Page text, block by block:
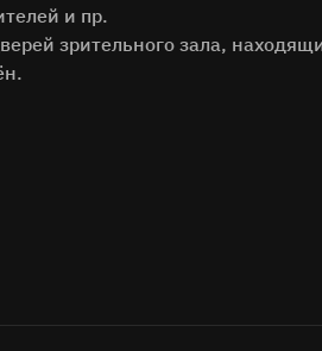
и пр.
зрительного зала,
согласие на